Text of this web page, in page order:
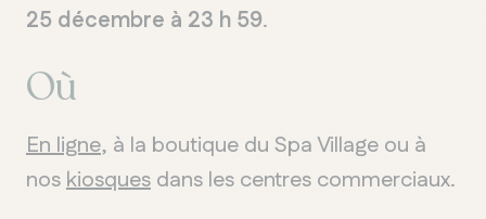
QUÉBEC
Chelsea
25 décembre à 23 h 59.
Où
En ligne, à la boutique du Spa Village ou à
noskiosques dans les centres commerciaux.